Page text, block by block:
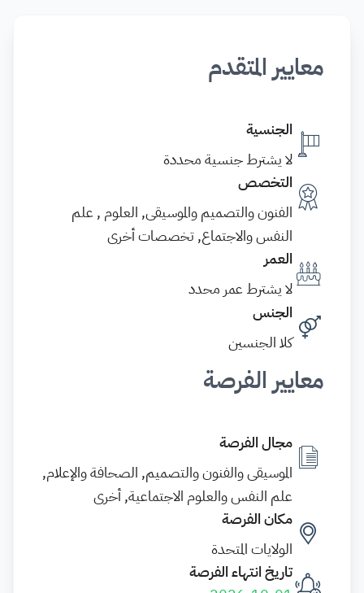
معايير المتقدم
الجنسية
لا يشترط جنسية محددة
التخصص
الفنون والتصميم والموسيقى, العلوم , علم
النفس والاجتماع, تخصصات أخرى
العمر
لا يشترط عمر محدد
الجنس
كلا الجنسين
معايير الفرصة
مجال الفرصة
الموسيقى والفنون والتصميم, الصحافة والإعلام,
علم النفس والعلوم الاجتماعية, أخرى
مكان الفرصة
الولايات المتحدة
تاريخ انتهاء الفرصة